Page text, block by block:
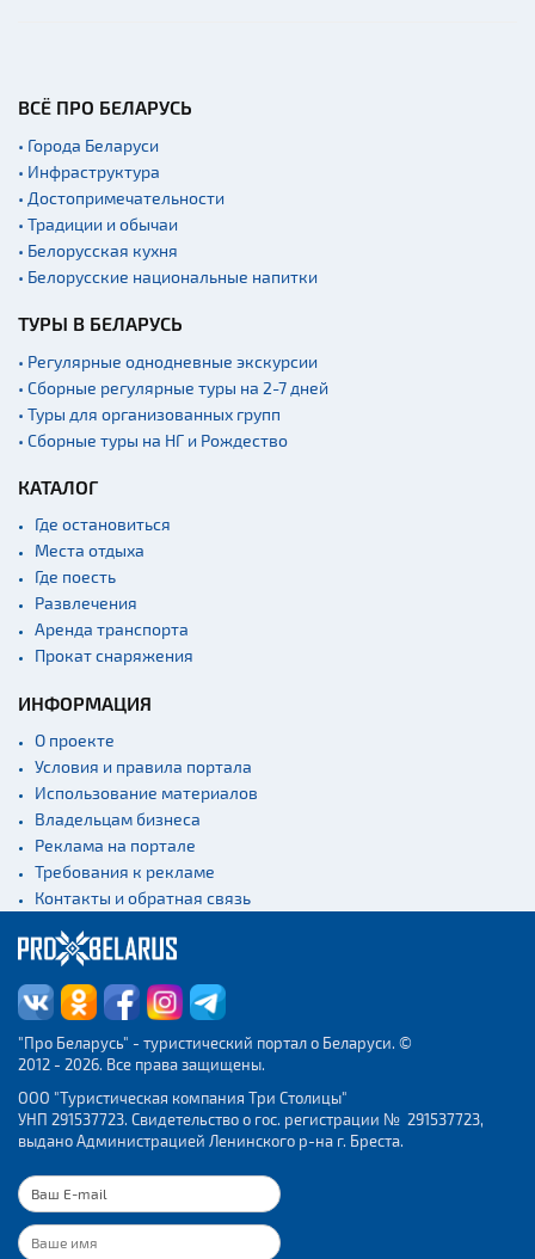
ВСЁ ПРО БЕЛАРУСЬ
• Города Беларуси
• Инфраструктура
• Достопримечательности
• Традиции и обычаи
• Белорусская кухня
• Белорусские национальные напитки
ТУРЫ В БЕЛАРУСЬ
• Регулярные однодневные экскурсии
• Сборные регулярные туры на 2-7 дней
• Туры для организованных групп
• Сборные туры на НГ и Рождество
КАТАЛОГ
Где остановиться
Места отдыха
Где поесть
Развлечения
Аренда транспорта
Прокат снаряжения
ИНФОРМАЦИЯ
О проекте
Условия и правила портала
Использование материалов
Владельцам бизнеса
Реклама на портале
Требования к рекламе
Контакты и обратная связь
"Про Беларусь" - туристический портал о Беларуси. ©
2012 - 2026. Все права защищены.
ООО "Туристическая компания Три Столицы"
УНП 291537723. Свидетельство о гос. регистрации № 291537723,
выдано Администрацией Ленинского р-на г. Бреста.